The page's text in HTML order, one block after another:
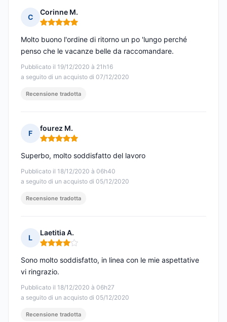
C
Corinne M.
Nota: 5 su 5
Pubblicato il 19/12/2020 à 21h16
a seguito di un acquisto di 07/12/2020
Molto buono l'ordine di ritorno un po 'lungo perché
penso che le vacanze belle da raccomandare.
Recensione tradotta
F
fourez M.
Nota: 5 su 5
Pubblicato il 18/12/2020 à 06h40
a seguito di un acquisto di 05/12/2020
Superbo, molto soddisfatto del lavoro
Recensione tradotta
L
Laetitia A.
Nota: 4 su 5
Pubblicato il 18/12/2020 à 06h27
a seguito di un acquisto di 05/12/2020
Sono molto soddisfatto, in linea con le mie aspettative
vi ringrazio.
Recensione tradotta